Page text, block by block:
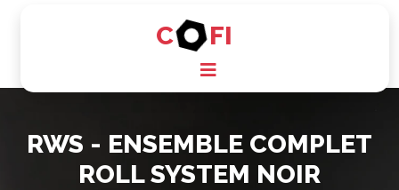
C FI
RWS - ENSEMBLE COMPLET
ROLL SYSTEM NOIR